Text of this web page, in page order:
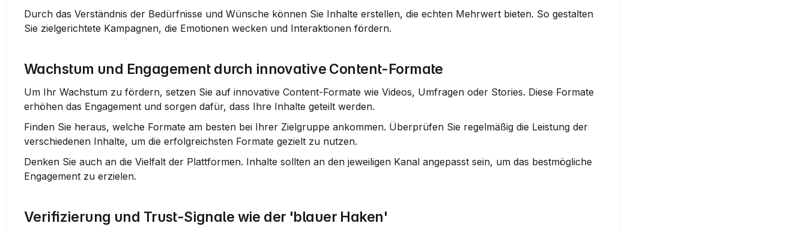
Durch das Verständnis der Bedürfnisse und Wünsche können Sie Inhalte erstellen, die echten Mehrwert bieten. So gestalten
Sie zielgerichtete Kampagnen, die Emotionen wecken und Interaktionen fördern.
Wachstum und Engagement durch innovative Content-Formate
Um Ihr Wachstum zu fördern, setzen Sie auf innovative Content-Formate wie Videos, Umfragen oder Stories. Diese Formate
erhöhen das Engagement und sorgen dafür, dass Ihre Inhalte geteilt werden.
Finden Sie heraus, welche Formate am besten bei Ihrer Zielgruppe ankommen. Überprüfen Sie regelmäßig die Leistung der
verschiedenen Inhalte, um die erfolgreichsten Formate gezielt zu nutzen.
Denken Sie auch an die Vielfalt der Plattformen. Inhalte sollten an den jeweiligen Kanal angepasst sein, um das bestmögliche
Engagement zu erzielen.
Verifizierung und Trust-Signale wie der 'blauer Haken'